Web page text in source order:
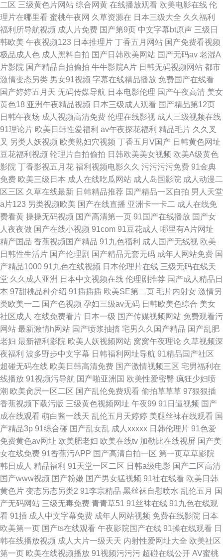
二区 三级黄色片网站 综合网黄 在线播放观看 欧美电影在线 伦
理片在哪里看 蜜桃午夜网 久草资源在 日本三级大全 久久福利
福利所导航视频 成人片免费 国产第9页 中文字幕bt原声 三级日
韩欧美 午夜视频123 日本推理片 丁香五月网站 国产免费看视频
极品成人色 成人黑料自拍 国产日韩欧美网站 国产无码av 老湿A
片影院 国产精品自拍偷拍 牛牛影院A片 日韩无码视频网站 都市
激情变态另类 男女91视频 字幕在线精品播放 免费国产在线看
国产婷婷五月天 无码传媒导航 日本电影伦理 国产午夜高清 美女
黄色18 亚洲午夜精品视频 日本三级成人观看 国产精品第12页
日韩午夜场 成人视频高清免费 伦理在线影视 成人三级视频在线
91理论片 欧美日韩性爱福利 av午夜探花福利 精品毛片 久久叉
叉 另类人妖视频 欧美熟妇穴视频 丁香五月V国产 日韩黄色网址
豆花福利视频 轮理片自拍偷拍 日韩欧美美女视频 欧美A级黄色
影院 丁香影视五月花 福利视频电影久久 污污污污免费 91金典
免费 欧美三级日本 成人在线吃瓜网站 成人岛国影院 成人动漫二
区三区 久草在线最新 日韩精品推荐 国产精品一区自拍 男人天堂
a片123 另类视频欧美 国产在线直播 亚洲卡一卡二 成人在线免
费看黄 操操无码视频 国产高清第一页 91国产在线播放 国产女
人夜夜做 国产在线小视频 91com 91豆花成人 哪里有A片网址
精产国品 香蕉视频国产精品 91九色福利 成人国产无线视 欧美
日韩性生活片 国产伦理剧 国产精品无套无码 成年人网站免费 国
产精品1000 91九色在线视频 日本伦理片在线 三级无码在线天
堂 久久成人亚洲 日本中文视频在线 伦理剧推荐 国产成人精品日
本 97甜桃品种介绍 91插插插 欧美SE第二页 毛片内射女 激情另
类欧美一二 国产色视频 孕妇三级av无码 日韩欧美色综合 美女
社区成人 在线免费看片 日本一级 国产传媒视频网站 免费观看污
网站 最新激情h网站 国产喷浆抽搐 宅男久久国产精品 国产乱肥
老妇 最新福利影院 欧美人妖视频网站 窝窝午夜理论 久草视频深
夜福利 波多野步中文字幕 日韩福利网址导航 91精品国产社区
超碰无码在线 欧美日韩高清免费 国产激情视频三区 宅男福利在
线播放 91视频污导航 国产啪亚洲国 欧美性爱密臀 疯狂少妇喷
潮 欧美肏屄一区二区 国产乱伦免费观看 偷拍草草草 97狠狠插
香蕉视频下载污版 三级黄色视频网址 午夜99 91日逼视频 国产
成在线观看 萌白酱一线天 乱伦五月天婷婷 美腿丝袜在线观看 国
产精品3p 91综合碰 国产乱女乱 成人xxxxx 日韩伦理片 91色爱
免费黄色av网址 欧美肥老妇 欧美在线tv 加勒比在线视屏 国产美
女在线免费 91香蕉污APP 国产高清自拍一区 第一页草草影院
韩日成人 精品福利 91天堂一区二区 日韩a级电影 国产二区高清
国产www视频 国产粉嫩 国产男女猛视频 91社在线看 欧美日韩
黄色片 变态另态另类2 91李宗精品 黑丝袜自慰喷水 乱伦五月 国
产无码网站 三级无毒免费 青青草51 91丝袜在线 91九色在线观
看 91插 成人中文字幕免费 成年人网站视频 免费在线影院 日本
欧美第一页 国产ts在线观看 午夜影院国产在线 91操在线观看 日
韩在线播放视频 成人大片一级天天 内射性爱网址大全 欧美社区
第一页 欧美在线视频播放 91视频污污污 超碰在线公开 AV蜜桃